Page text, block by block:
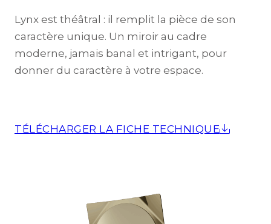
Lynx est théâtral : il remplit la pièce de son
caractère unique. Un miroir au cadre
moderne, jamais banal et intrigant, pour
donner du caractère à votre espace.
TÉLÉCHARGER LA FICHE TECHNIQUE